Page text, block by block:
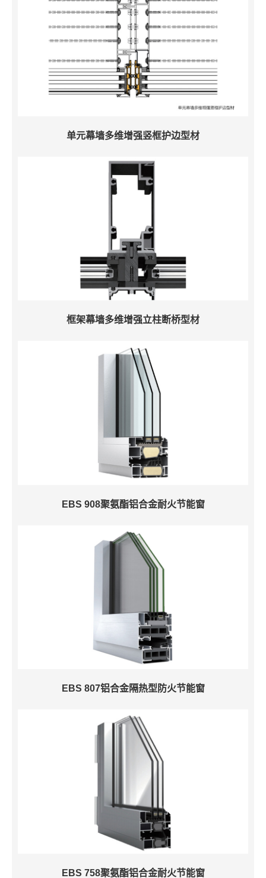
单元幕墙多维增强竖框护边型材
框架幕墙多维增强立柱断桥型材
EBS 908聚氨酯铝合金耐火节能窗
EBS 807铝合金隔热型防火节能窗
EBS 758聚氨酯铝合金耐火节能窗